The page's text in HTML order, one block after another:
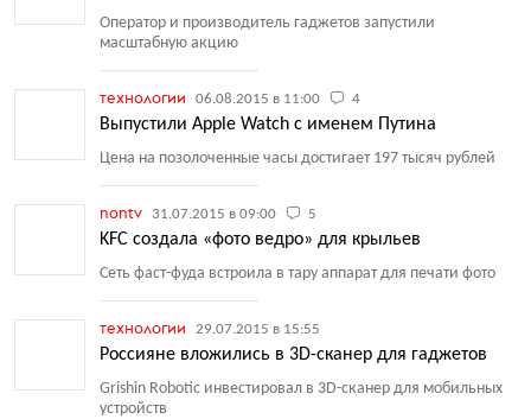
Оператор и производитель гаджетов запустили
масштабную акцию
технологии 06.08.2015 в 11:00 4
Выпустили Apple Watch с именем Путина
Цена на позолоченные часы достигает 197 тысяч рублей
nontv 31.07.2015 в 09:00 5
KFC создала «фото ведро» для крыльев
Сеть фаст-фуда встроила в тару аппарат для печати фото
технологии 29.07.2015 в 15:55
Россияне вложились в 3D-сканер для гаджетов
Grishin Robotic инвестировал в 3D-сканер для мобильных
устройств